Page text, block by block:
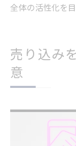
全体の活性化を
売り込み
意